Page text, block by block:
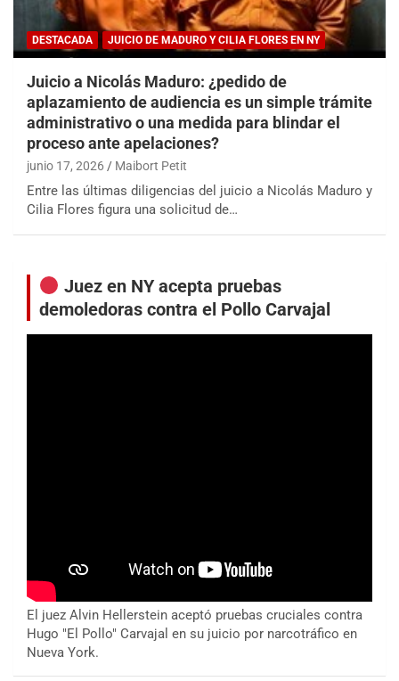
DESTACADA JUICIO DE MADURO Y CILIA FLORES EN NY
Juicio a Nicolás Maduro: ¿pedido de
aplazamiento de audiencia es un simple trámite
administrativo o una medida para blindar el
proceso ante apelaciones?
junio 17, 2026 Maibort Petit
Entre las últimas diligencias del juicio a Nicolás Maduro y
Cilia Flores figura una solicitud de…
Juez en NY acepta pruebas
demoledoras contra el Pollo Carvajal
El juez Alvin Hellerstein aceptó pruebas cruciales contra
Hugo "El Pollo" Carvajal en su juicio por narcotráfico en
Nueva York.